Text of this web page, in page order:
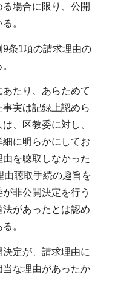
場合に限り、公開
。
条1項の請求理由の
たり、あらためて
実は記録上認めら
、区教委に対し、
に明らかにしてお
を聴取しなかった
由聴取手続の趣旨を
非公開決定を行う
があったとは認め
。
定が、請求理由に
な理由があったか